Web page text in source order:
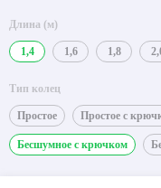
Длина (м)
1,4 1,6 1,8
Тип колец
Простое Простое с
Бесшумное с крючком